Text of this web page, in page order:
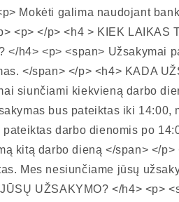
Mokėti galima naudojant
<p> </p> <h4 > KIEK LAIKAS
</h4> <p> <span> Užsakymai
</span> </p> <h4> KADA
siunčiami kiekvieną darbo
bus pateiktas iki 14:00,
darbo dienomis po
kitą darbo dieną </span> </p>
Mes nesiunčiame jūsų
UŽSAKYMO? </h4> <p>